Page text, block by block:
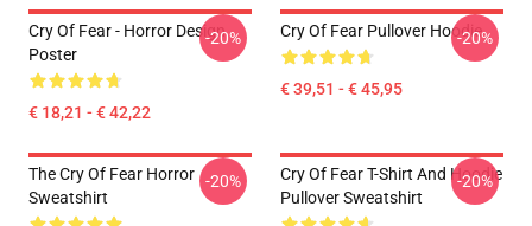
Cry Of Fear - Horror Design
Poster
€ 18,21 - € 42,22
-20% Cry Of Fear Pullover Hoodie
€ 39,51 - € 45,95
-20%
The Cry Of Fear Horror
Sweatshirt
-20%
Cry Of Fear T-Shirt And Hoodie
Pullover Sweatshirt
-20%